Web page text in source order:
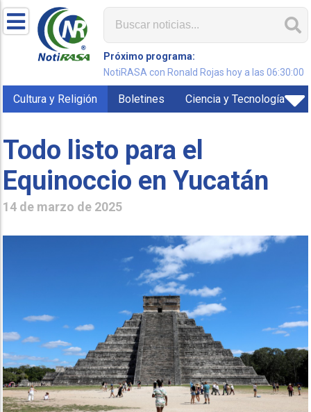
Próximo programa:
NotiRASA con Ronald Rojas hoy a las 06:30:00
Cultura y Religión Boletines Ciencia y Tecnología
Todo listo para el
Equinoccio en Yucatán
14 de marzo de 2025